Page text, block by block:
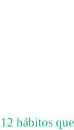
12 hábitos